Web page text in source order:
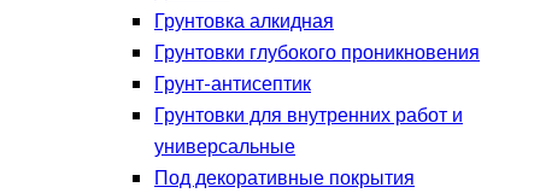
Грунтовка алкидная
Грунтовки глубокого проникновения
Грунт-антисептик
Грунтовки для внутренних работ и
универсальные
Под декоративные покрытия